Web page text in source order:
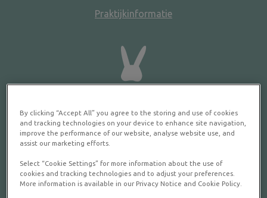
Praktijkinformatie
Werkzaamheden
By clicking “Accept All” you agree to the storing and use of cookies
and tracking technologies on your device to enhance site navigation,
improve the performance of our website, analyse website use, and
assist our marketing efforts.
Select “Cookie Settings” for more information about the use of
cookies and tracking technologies and to adjust your preferences.
More information is available in our Privacy Notice and Cookie Policy.